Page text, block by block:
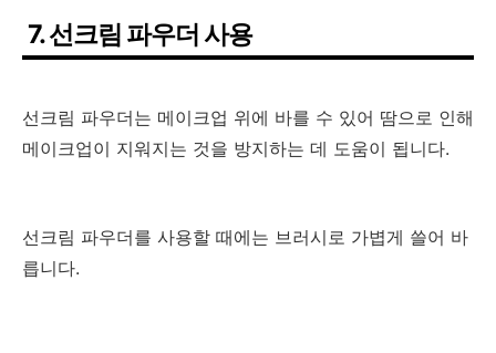
7. 선크림 파우더 사용
선크림 파우더는 메이크업 위에 바를 수 있어 땀으로 인해
메이크업이 지워지는 것을 방지하는 데 도움이 됩니다.
선크림 파우더를 사용할 때에는 브러시로 가볍게 쓸어 바
릅니다.